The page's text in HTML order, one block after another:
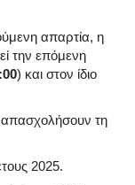
απαρτία, η
την επόμενη
) και στον ίδιο
απασχολήσουν τη
2025.